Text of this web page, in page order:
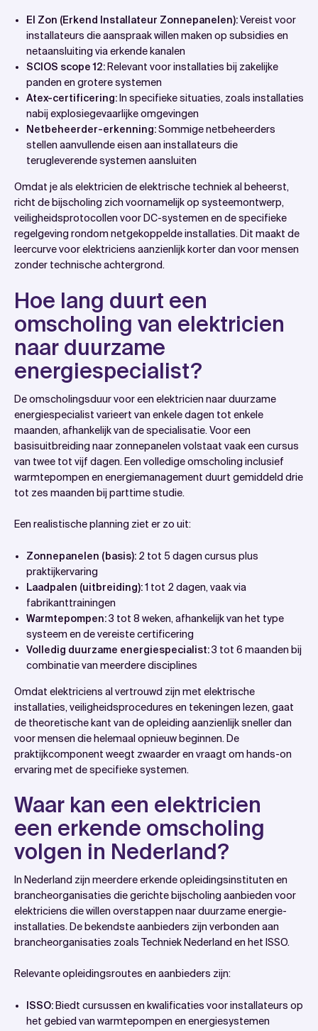
EI Zon (Erkend Installateur Zonnepanelen):Vereist voor
installateurs die aanspraak willen maken op subsidies en
netaansluiting via erkende kanalen
SCIOS scope 12: Relevant voor installaties bij zakelijke
panden en grotere systemen
Atex-certificering: In specifieke situaties, zoals installaties
nabij explosiegevaarlijke omgevingen
Netbeheerder-erkenning:Sommige netbeheerders
stellen aanvullende eisen aan installateurs die
terugleverende systemen aansluiten
Omdat je als elektricien de elektrische techniek al beheerst,
richt de bijscholing zich voornamelijk op systeemontwerp,
veiligheidsprotocollen voor DC-systemen en de specifieke
regelgeving rondom netgekoppelde installaties. Dit maakt de
leercurve voor elektriciens aanzienlijk korter dan voor mensen
zonder technische achtergrond.
Hoe lang duurt een
omscholing van elektricien
naar duurzame
energiespecialist?
De omscholingsduur voor een elektricien naar duurzame
energiespecialist varieert van enkele dagen tot enkele
maanden, afhankelijk van de specialisatie. Voor een
basisuitbreiding naar zonnepanelen volstaat vaak een cursus
van twee tot vijf dagen. Een volledige omscholing inclusief
warmtepompen en energiemanagement duurt gemiddeld drie
tot zes maanden bij parttime studie.
Een realistische planning ziet er zo uit:
Zonnepanelen (basis): 2 tot 5 dagen cursus plus
praktijkervaring
Laadpalen (uitbreiding):1 tot 2 dagen, vaak via
fabrikanttrainingen
Warmtepompen:3 tot 8 weken, afhankelijk van het type
systeem en de vereiste certificering
Volledig duurzame energiespecialist:3 tot 6 maanden bij
combinatie van meerdere disciplines
Omdat elektriciens al vertrouwd zijn met elektrische
installaties, veiligheidsprocedures en tekeningen lezen, gaat
de theoretische kant van de opleiding aanzienlijk sneller dan
voor mensen die helemaal opnieuw beginnen. De
praktijkcomponent weegt zwaarder en vraagt om hands-on
ervaring met de specifieke systemen.
Waar kan een elektricien
een erkende omscholing
volgen in Nederland?
In Nederland zijn meerdere erkende opleidingsinstituten en
brancheorganisaties die gerichte bijscholing aanbieden voor
elektriciens die willen overstappen naar duurzame energie-
installaties. De bekendste aanbieders zijn verbonden aan
brancheorganisaties zoals Techniek Nederland en het ISSO.
Relevante opleidingsroutes en aanbieders zijn:
ISSO: Biedt cursussen en kwalificaties voor installateurs op
het gebied van warmtepompen en energiesystemen